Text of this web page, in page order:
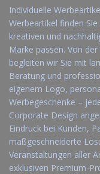
Individuelle
Werbeartikel finden
kreativen und
Marke passen. Von
begleiten wir Sie mit
Beratung und
eigenem Logo,
Werbegeschenke –
Corporate Design
Eindruck bei Kunden,
maßgeschneiderte
Veranstaltungen aller
exklusiven Premium-